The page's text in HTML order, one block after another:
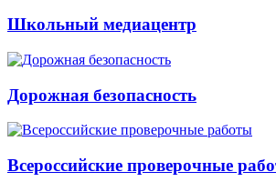
Школьный медиацентр
Дорожная безопасность
Всероссийские проверочные